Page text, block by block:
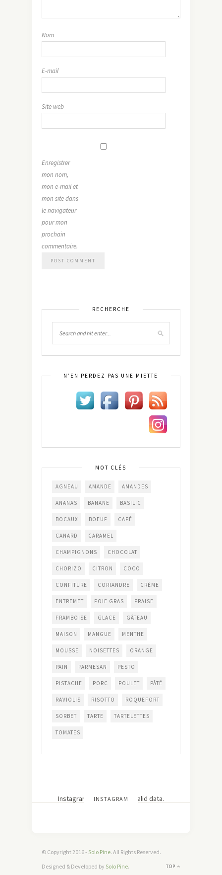
Nom
E-mail
Site web
Enregistrer
mon nom,
mon e-mail et
mon site dans
le navigateur
pour mon
prochain
commentaire.
RECHERCHE
N’EN PERDEZ PAS UNE MIETTE
MOT CLÉS
AGNEAU AMANDE AMANDES
ANANAS BANANE BASILIC
BOCAUX BOEUF CAFÉ
CANARD CARAMEL
CHAMPIGNONS CHOCOLAT
CHORIZO CITRON COCO
CONFITURE CORIANDRE CRÈME
ENTREMET FOIE GRAS FRAISE
FRAMBOISE GLACE GÂTEAU
MAISON MANGUE MENTHE
MOUSSE NOISETTES ORANGE
PAIN PARMESAN PESTO
PISTACHE PORC POULET PÂTÉ
RAVIOLIS RISOTTO ROQUEFORT
SORBET TARTE TARTELETTES
TOMATES
INSTAGRAM
Instagram has returned invalid data.
© Copyright 2016 - Solo Pine. All Rights Reserved.
TOP
Designed & Developed by Solo Pine.